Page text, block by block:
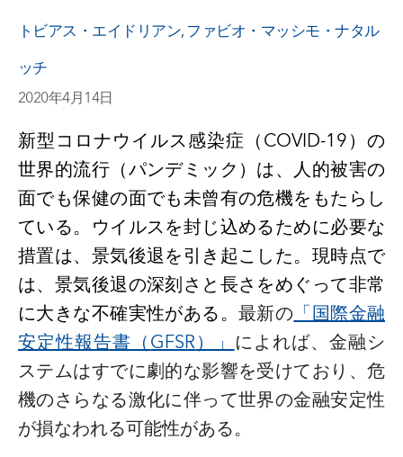
トビアス・エイドリアン,ファビオ・マッシモ・ナタル
ッチ
2020年4月14日
新型コロナウイルス感染症（COVID-19）の
世界的流行（パンデミック）は、人的被害の
面でも保健の面でも未曾有の危機をもたらし
ている。ウイルスを封じ込めるために必要な
措置は、景気後退を引き起こした。現時点で
は、景気後退の深刻さと長さをめぐって非常
に大きな不確実性がある。最新の「国際金融
安定性報告書（GFSR）」によれば、金融シ
ステムはすでに劇的な影響を受けており、危
機のさらなる激化に伴って世界の金融安定性
が損なわれる可能性がある。